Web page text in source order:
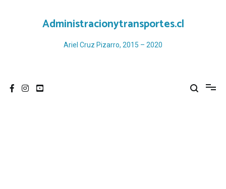
Administracionytransportes.cl
Ariel Cruz Pizarro, 2015 – 2020